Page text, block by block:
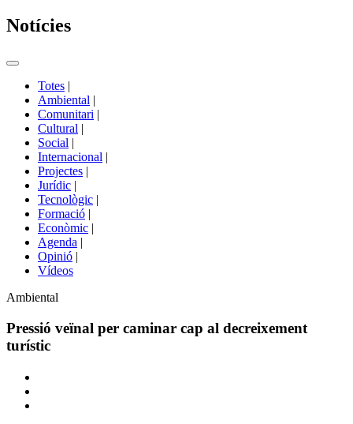
Notícies
Commutador
portals
Totes |
Ambiental |
Comunitari |
Cultural |
Social |
Internacional |
Projectes |
Jurídic |
Tecnològic |
Formació |
Econòmic |
Agenda |
Opinió |
Vídeos
Àmbit
la
notícia
Ambiental
Pressió veïnal per caminar cap al decreixement
turístic
Comparteix